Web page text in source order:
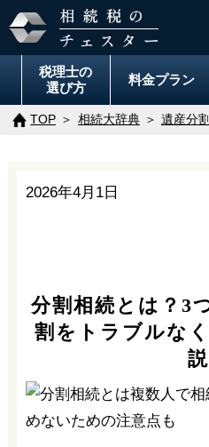
税理士の
選び方
料金プラン
TOP 相続大辞典 遺産分
2026年4月1日
分割相続とは？3
割をトラブルな
説